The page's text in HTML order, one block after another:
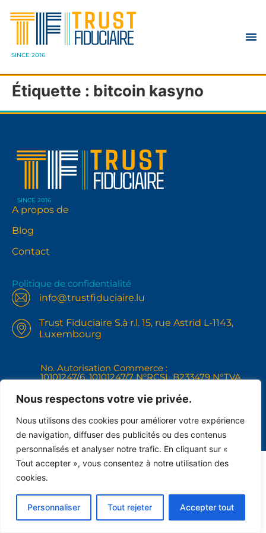
Nous respectons votre vie privée.
Nous utilisons des cookies pour améliorer votre expérience
de navigation, diffuser des publicités ou des contenus
personnalisés et analyser notre trafic. En cliquant sur «
Tout accepter », vous consentez à notre utilisation des
cookies.
Personnaliser Tout rejeter Accepter tout
SINCE 2016
Étiquette : bitcoin kasyno
SINCE 2016
A propos de
Blog
Contact
Politique de confidentialité
info@trustfiduciaire.lu
Trust Fiduciaire S.à r.l. 15, rue Astrid L-1143,
Luxembourg
No. Autorisation Commerce :
10101247/6, 10101247/7 N°RCSL B233479 N°TVA
+352691102148